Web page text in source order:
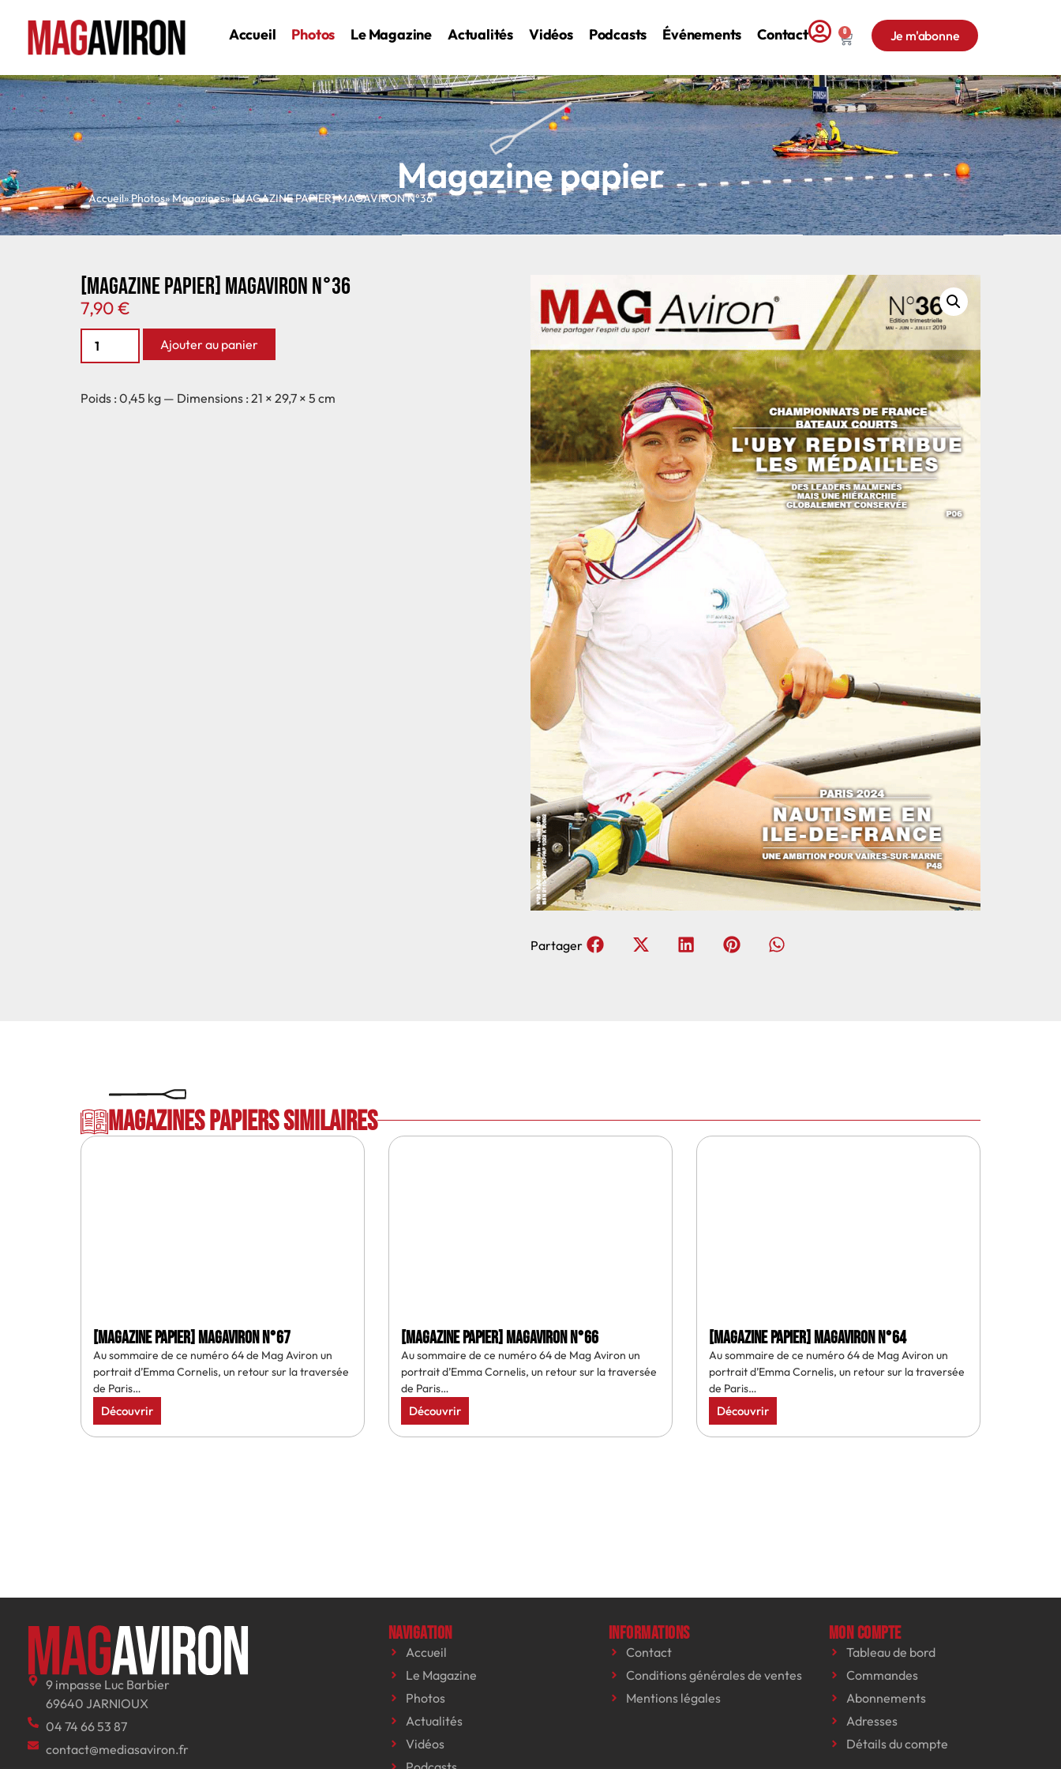
Accueil Photos Le Magazine Actualités Vidéos Podcasts Événements Contact 0 Je m'abonne
Magazine papier
Accueil» Photos»Magazines» [MAGAZINE PAPIER] MAGAVIRON N°36
[MAGAZINE PAPIER] MAGAVIRON N°36
7,90€
Ajouter au panier
Poids : 0,45 kg — Dimensions : 21 × 29,7 × 5 cm
Partager
Magazines papiers similaires
[MAGAZINE PAPIER] MAGAVIRON N°67
Au sommaire de ce numéro 64 de Mag Aviron un
portrait d’Emma Cornelis, un retour sur la traversée
de Paris…
Découvrir
[MAGAZINE PAPIER] MAGAVIRON N°66
Au sommaire de ce numéro 64 de Mag Aviron un
portrait d’Emma Cornelis, un retour sur la traversée
de Paris…
Découvrir
[MAGAZINE PAPIER] MAGAVIRON N°64
Au sommaire de ce numéro 64 de Mag Aviron un
portrait d’Emma Cornelis, un retour sur la traversée
de Paris…
Découvrir
9 impasse Luc Barbier
69640 JARNIOUX
04 74 66 53 87
contact@mediasaviron.fr
Navigation
Accueil
Le Magazine
Photos
Actualités
Vidéos
Informations
Contact
Conditions générales de ventes
Mentions légales
Mon compte
Tableau de bord
Commandes
Abonnements
Adresses
Détails du compte